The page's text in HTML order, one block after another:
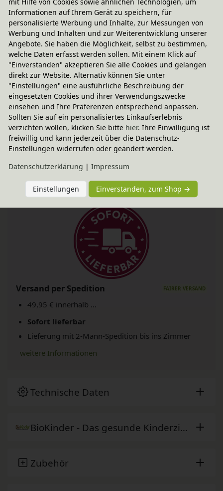
biologischer Tierhaltung oder Baumwolle aus
kontrolliert biologischem Anbau.
Schafschurwollewärmt im Winter und kühlt im
Sommer. Schafwolle wirkt außerdem klimatisierend
und hat natürliche antibakterielle Eigenschaften.
Baumwolle aus kontrolliert biologischem Anbau
hingegen ist besonders gut für Allergiker geeignet.
Außerdem ist Baumwolle feuchtigkeitsausgleichend,
atmungsaktiv und hautfreundlich. Diese Variante der
Matratze ist vegan und enthält keine tierischen
Versand per Spedition
49,95 € innerhalb ...
Sofort lieferbar
Lieferung mit 2-Mann-Spedition bis ins Zimmer
weitere Informationen
Technische Daten
BioKinder - Das gesunde Kinderzimmer
Zubehör
Informationen auf Ihrem Gerät zu speichern, für
personalisierte Werbung und Inhalte, zur Messungen von
Werbung und Inhalten und zur Weiterentwicklung unserer
Angebote. Sie haben die Möglichkeit, selbst zu bestimmen,
welche Daten erfasst werden sollen. Mit einem Klick auf
"Einverstanden" akzeptieren Sie alle Cookies und gelangen
direkt zur Website. Alternativ können Sie unter
"Einstellungen" eine ausführliche Beschreibung der
eingesetzten Cookies und ihrer Verwendungszwecke
einsehen und Ihre Präferenzen entsprechend anpassen.
Sollten Sie auf ein personalisiertes Einkaufserlebnis
verzichten wollen, klicken Sie bitte hier. Ihre Einwilligung ist
freiwillig und kann jederzeit über die Datenschutz-
Einstellungen widerrufen oder geändert werden.
Daten­schutz­erklärung | Impressum
Einstellungen Einverstanden, zum Shop →